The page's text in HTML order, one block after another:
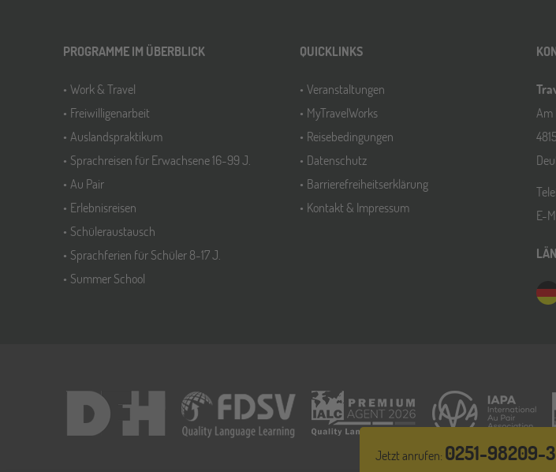
PROGRAMME IM ÜBERBLICK
Work & Travel
Freiwilligenarbeit
Auslandspraktikum
Sprachreisen für Erwachsene 16-99 J.
Au Pair
Erlebnisreisen
Schüleraustausch
Sprachferien für Schüler 8-17 J.
Summer School
QUICKLINKS
Veranstaltungen
MyTravelWorks
Reisebedingungen
Datenschutz
Barrierefreiheitserklärung
Kontakt & Impressum
E-
Jetzt anrufen: 0251-98209-